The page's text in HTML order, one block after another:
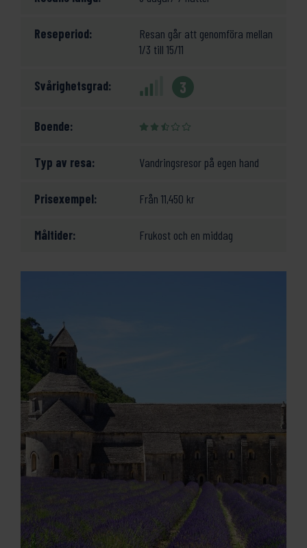
Reseperiod:
Resan går att genomföra mellan
1/3 till 15/11
Svårighetsgrad: 3
Boende:
Typ av resa: Vandringsresor på egen hand
Prisexempel: Från 11,450 kr
Måltider: Frukost och en middag